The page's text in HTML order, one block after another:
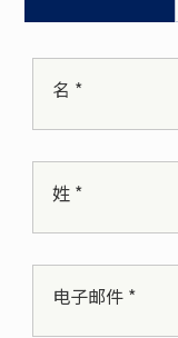
名 *
姓 *
电子邮件 *